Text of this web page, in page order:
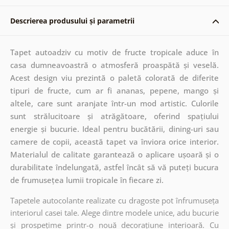
Descrierea produsului și parametrii
Tapet autoadziv cu motiv de fructe tropicale aduce în
casa dumneavoastră o atmosferă proaspătă și veselă.
Acest design viu prezintă o paletă colorată de diferite
tipuri de fructe, cum ar fi ananas, pepene, mango și
altele, care sunt aranjate într-un mod artistic. Culorile
sunt strălucitoare și atrăgătoare, oferind spațiului
energie și bucurie. Ideal pentru bucătării, dining-uri sau
camere de copii, această tapet va înviora orice interior.
Materialul de calitate garantează o aplicare ușoară și o
durabilitate îndelungată, astfel încât să vă puteți bucura
de frumusețea lumii tropicale în fiecare zi.
Tapetele autocolante realizate cu dragoste pot înfrumuseța
interiorul casei tale. Alege dintre modele unice, adu bucurie
și prospețime printr-o nouă decorațiune interioară. Cu